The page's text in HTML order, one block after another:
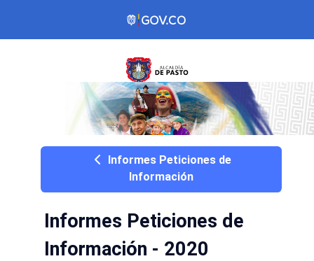
Informes Peticiones de
Información
Informes Peticiones de
Información - 2020